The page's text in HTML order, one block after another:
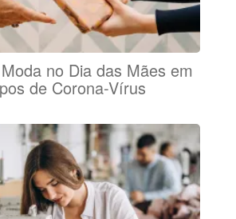
no Dia das Mães em
de Corona-Vírus